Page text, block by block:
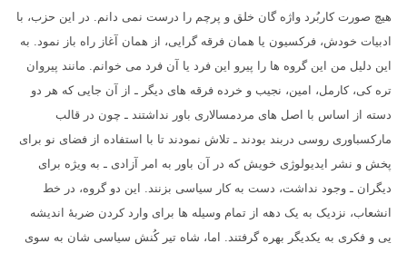
هیچ صورت کاربُرد واژه گان خلق و پرچم را درست نمی دانم. در این حزب، با
ادبیات خودش، فرکسیون یا همان فرقه گرایی، از همان آغاز راه باز نمود. به
این دلیل من این گروه ها را پیرو این فرد یا آن فرد می خوانم. مانند پیروان
تره کی، کارمل، امین، نجیب و خرده فرقه های دیگر ـ از آن جایی که هر دو
دسته از اساس با اصل های مردمسالاری باور نداشتند ـ چون در قالب
مارکسباوری روسی دربند بودند ـ تلاش نمودند تا با استفاده از فضای نو برای
پخش و نشر ایدیولوژی خویش که در آن باور به امر آزادی ـ به ویژه برای
دیگران ـ وجود نداشت، دست به کار سیاسی بزنند. این دو گروه، در خط
انشعاب، نزدیک به یک دهه از تمام وسیله ها برای وارد کردن ضربهٔ اندیشه
یی و فکری به یکدیگر بهره گرفتند. اما، شاه تیر کُنش سیاسی شان به سوی